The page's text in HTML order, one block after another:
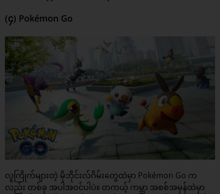
(၄) Pokémon Go
လူကြိုက်များတဲ့ မိုဘိုင်းလ်ဂိမ်းတွေထဲမှာ Pokémon Go က
လည်း တစ်ခု အပါအဝင်ပါပဲ။ တကယ့် ကမ္ဘာ အစစ်အမှန်ထဲမှာ